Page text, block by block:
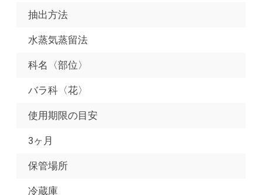
抽出方法
水蒸気蒸留法
科名〈部位〉
バラ科〈花〉
使用期限の目安
3ヶ月
保管場所
冷蔵庫